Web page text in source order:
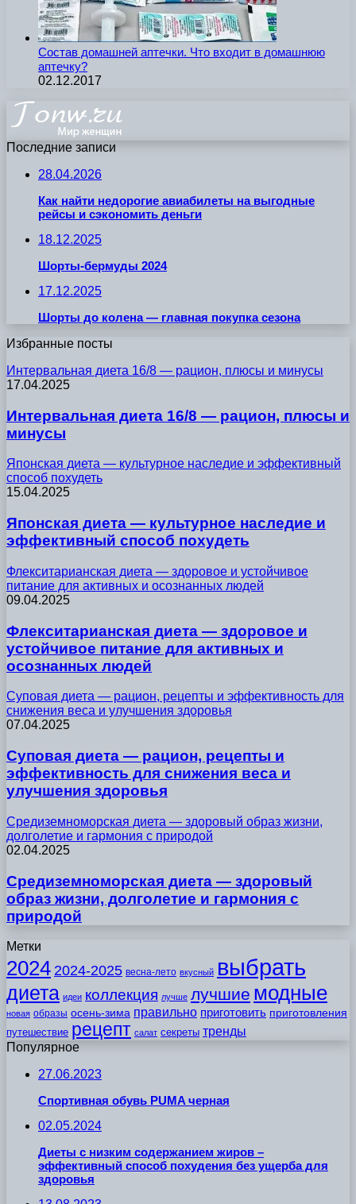
Состав домашней аптечки. Что входит в домашнюю
аптечку?
02.12.2017
Последние записи
28.04.2026
Как найти недорогие авиабилеты на выгодные
рейсы и сэкономить деньги
18.12.2025
Шорты-бермуды 2024
17.12.2025
Шорты до колена — главная покупка сезона
Избранные посты
Интервальная диета 16/8 — рацион, плюсы и минусы
17.04.2025
Интервальная диета 16/8 — рацион, плюсы и
минусы
Японская диета — культурное наследие и эффективный
способ похудеть
15.04.2025
Японская диета — культурное наследие и
эффективный способ похудеть
Флекситарианская диета — здоровое и устойчивое
питание для активных и осознанных людей
09.04.2025
Флекситарианская диета — здоровое и
устойчивое питание для активных и
осознанных людей
Суповая диета — рацион, рецепты и эффективность для
снижения веса и улучшения здоровья
07.04.2025
Суповая диета — рацион, рецепты и
эффективность для снижения веса и
улучшения здоровья
Средиземноморская диета — здоровый образ жизни,
долголетие и гармония с природой
02.04.2025
Средиземноморская диета — здоровый
образ жизни, долголетие и гармония с
природой
Метки
2024 2024-2025 весна-лето вкусный выбрать
диета идеи коллекция лучше лучшие модные
новая образы осень-зима правильно приготовить приготовления
путешествие рецепт салат секреты тренды
Популярное
27.06.2023
Спортивная обувь PUMA черная
02.05.2024
Диеты с низким содержанием жиров –
эффективный способ похудения без ущерба для
здоровья